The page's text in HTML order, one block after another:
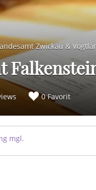
Zwickau &
0 Favorit
mgl.